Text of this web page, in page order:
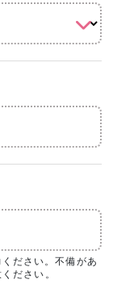
ださい。不備があ
ださい。